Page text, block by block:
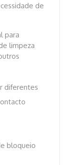
de
para
limpeza
diferentes
bloqueio